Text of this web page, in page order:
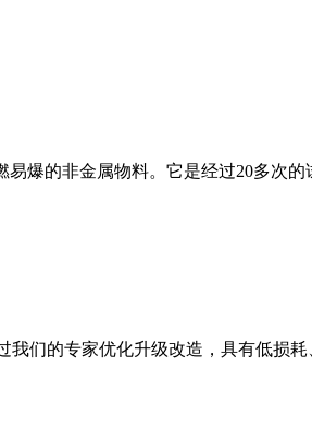
爆的非金属物料。它是经过20多次的
我们的专家优化升级改造，具有低损